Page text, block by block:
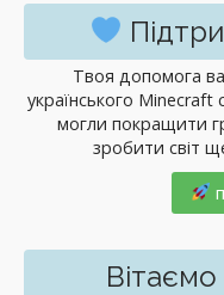
Твоя допомога
українського
могли покращити
зробити світ